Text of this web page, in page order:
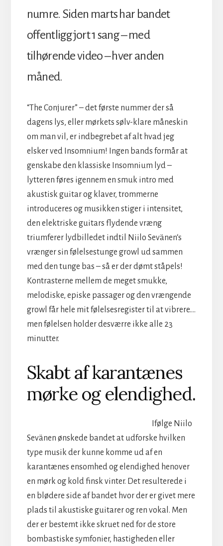
numre. Siden marts har bandet
offentliggjort 1 sang – med
tilhørende video – hver anden
måned.
“The Conjurer” – det første nummer der så
dagens lys, eller mørkets sølv-klare måneskin
om man vil, er indbegrebet af alt hvad jeg
elsker ved Insomnium! Ingen bands formår at
genskabe den klassiske Insomnium lyd –
lytteren føres igennem en smuk intro med
akustisk guitar og klaver, trommerne
introduceres og musikken stiger i intensitet,
den elektriske guitars flydende vræng
triumferer lydbilledet indtil Niilo Sevänen‘s
vrænger sin følelsestunge growl ud sammen
med den tunge bas – så er der dømt ståpels!
Kontrasterne mellem de meget smukke,
melodiske, episke passager og den vrængende
growl får hele mit følelsesregister til at vibrere….
men følelsen holder desværre ikke alle 23
minutter.
Skabt af karantænes
mørke og elendighed.
Ifølge Niilo
Sevänen ønskede bandet at udforske hvilken
type musik der kunne komme ud af en
karantænes ensomhed og elendighed henover
en mørk og kold finsk vinter. Det resulterede i
en blødere side af bandet hvor der er givet mere
plads til akustiske guitarer og ren vokal. Men
der er bestemt ikke skruet ned for de store
bombastiske symfonier, hastigheden eller